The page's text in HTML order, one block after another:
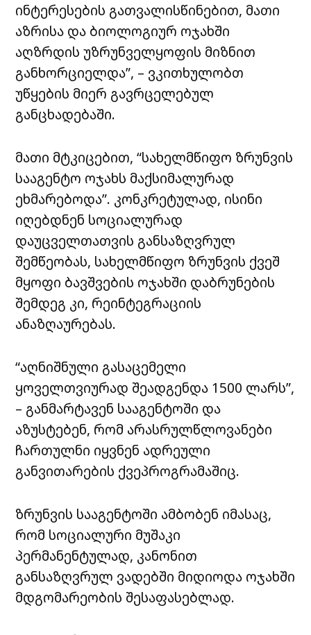
ინტერესების გათვალისწინებით, მათი
აზრისა და ბიოლოგიურ ოჯახში
აღზრდის უზრუნველყოფის მიზნით
განხორციელდა”, – ვკითხულობთ
უწყების მიერ გავრცელებულ
განცხადებაში.
მათი მტკიცებით, “სახელმწიფო ზრუნვის
სააგენტო ოჯახს მაქსიმალურად
ეხმარებოდა”. კონკრეტულად, ისინი
იღებდნენ სოციალურად
დაუცველთათვის განსაზღვრულ
შემწეობას, სახელმწიფო ზრუნვის ქვეშ
მყოფი ბავშვების ოჯახში დაბრუნების
შემდეგ კი, რეინტეგრაციის
ანაზღაურებას.
“აღნიშნული გასაცემელი
ყოველთვიურად შეადგენდა 1500 ლარს”,
– განმარტავენ სააგენტოში და
აზუსტებენ, რომ არასრულწლოვანები
ჩართულნი იყვნენ ადრეული
განვითარების ქვეპროგრამაშიც.
ზრუნვის სააგენტოში ამბობენ იმასაც,
რომ სოციალური მუშაკი
პერმანენტულად, კანონით
განსაზღვრულ ვადებში მიდიოდა ოჯახში
მდგომარეობის შესაფასებლად.